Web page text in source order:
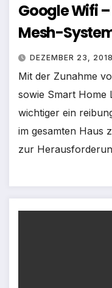
Google Wifi
Mesh-
DEZEMBER 23, 2018
Mit der Zunahme
sowie Smart Home
wichtiger ein
im gesamten Haus
zur